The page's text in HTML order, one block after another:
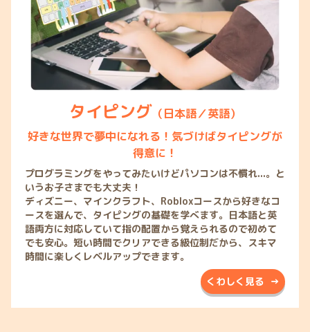
タイピング （日本語／英語）
好きな世界で夢中になれる！気づけばタイピングが
得意に！
プログラミングをやってみたいけどパソコンは不慣れ...。と
いうお子さまでも大丈夫！
ディズニー、マインクラフト、Robloxコースから好きなコ
ースを選んで、タイピングの基礎を学べます。日本語と英
語両方に対応していて指の配置から覚えられるので初めて
でも安心。短い時間でクリアできる級位制だから、スキマ
時間に楽しくレベルアップできます。
くわしく見る →